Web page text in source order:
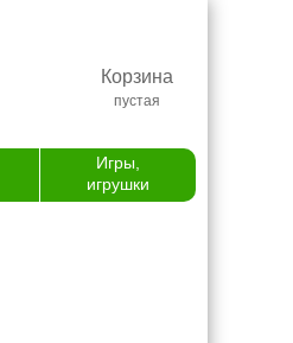
Корзина
пустая
Игры,
игрушки